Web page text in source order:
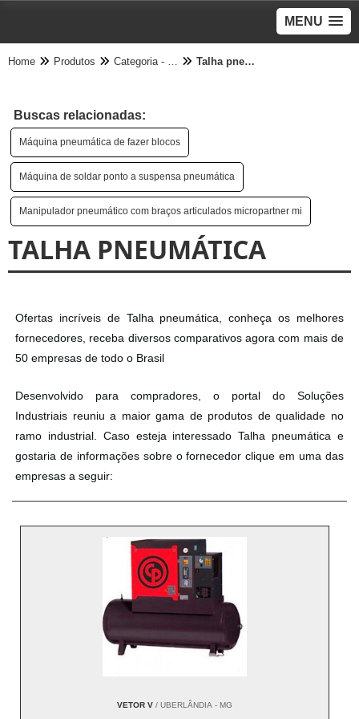
MENU
Home Produtos Categoria - Pneumático Talha pneumática
Buscas relacionadas:
Máquina pneumática de fazer blocos
Máquina de soldar ponto a suspensa pneumática
Manipulador pneumático com braços articulados micropartner mi
TALHA PNEUMÁTICA
Ofertas incríveis de Talha pneumática, conheça os melhores
fornecedores, receba diversos comparativos agora com mais de
50 empresas de todo o Brasil
Desenvolvido para compradores, o portal do Soluções
Industriais reuniu a maior gama de produtos de qualidade no
ramo industrial. Caso esteja interessado Talha pneumática e
gostaria de informações sobre o fornecedor clique em uma das
empresas a seguir:
VETOR V / UBERLÂNDIA - MG